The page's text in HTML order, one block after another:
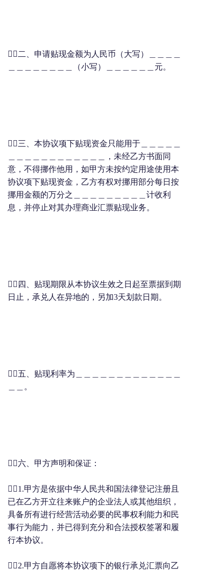
二、申请贴现金额为人民币（大写）＿＿＿＿
＿＿＿＿＿＿＿＿（小写）＿＿＿＿＿＿元。
三、本协议项下贴现资金只能用于＿＿＿＿＿
＿＿＿＿＿＿＿＿＿＿＿＿，未经乙方书面同
意，不得挪作他用，如甲方未按约定用途使用本
协议项下贴现资金，乙方有权对挪用部分每日按
挪用金额的万分之＿＿＿＿＿＿＿＿＿计收利
息，并停止对其办理商业汇票贴现业务。
四、贴现期限从本协议生效之日起至票据到期
日止，承兑人在异地的，另加3天划款日期。
五、贴现利率为＿＿＿＿＿＿＿＿＿＿＿＿＿
＿＿。
六、甲方声明和保证：
1.甲方是依据中华人民共和国法律登记注册且
已在乙方开立往来账户的企业法人或其他组织，
具备所有进行经营活动必要的民事权利能力和民
事行为能力，并已得到充分和合法授权签署和履
行本协议。
2.甲方自愿将本协议项下的银行承兑汇票向乙